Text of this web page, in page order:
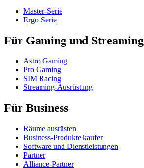
Master-Serie
Ergo-Serie
Für Gaming und Streaming
Astro Gaming
Pro Gaming
SIM Racing
Streaming-Ausrüstung
Für Business
Räume ausrüsten
Business-Produkte kaufen
Software und Dienstleistungen
Partner
Alliance-Partner